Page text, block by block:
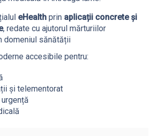
eHealth prin aplicații concrete și
, redate cu ajutorul mărturiilor
domeniul sănătății
accesibile pentru:
și telementorat